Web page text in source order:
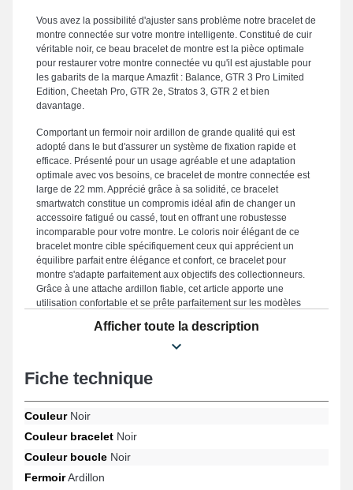
Vous avez la possibilité d'ajuster sans problème notre bracelet de
montre connectée sur votre montre intelligente. Constitué de cuir
véritable noir, ce beau bracelet de montre est la pièce optimale
pour restaurer votre montre connectée vu qu'il est ajustable pour
les gabarits de la marque Amazfit : Balance, GTR 3 Pro Limited
Edition, Cheetah Pro, GTR 2e, Stratos 3, GTR 2 et bien
davantage.
Comportant un fermoir noir ardillon de grande qualité qui est
adopté dans le but d'assurer un système de fixation rapide et
efficace. Présenté pour un usage agréable et une adaptation
optimale avec vos besoins, ce bracelet de montre connectée est
large de 22 mm. Apprécié grâce à sa solidité, ce bracelet
smartwatch constitue un compromis idéal afin de changer un
accessoire fatigué ou cassé, tout en offrant une robustesse
incomparable pour votre montre. Le coloris noir élégant de ce
bracelet montre cible spécifiquement ceux qui apprécient un
équilibre parfait entre élégance et confort, ce bracelet pour
montre s'adapte parfaitement aux objectifs des collectionneurs.
Grâce à une attache ardillon fiable, cet article apporte une
utilisation confortable et se prête parfaitement sur les modèles
beaucoup davantage de la marque Amazfit. Élaboré pour se
combiner naturellement à divers modèles compatibles de la
robustesse et adaptabilité pour garantir une utilisation agréable.
Afficher toute la description
Fiche technique
CouleurNoir
Couleur bracelet Noir
Couleur boucle Noir
FermoirArdillon